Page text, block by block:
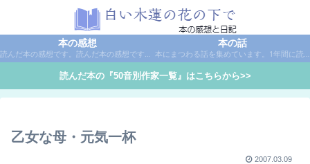
本の感想
読んだ本の感想です。読んだ本の感想です。本は作家名で50音別に分類しています。
本の話
本にまつわる話を集めています。1年間に読んだ本の総括や、本に関する話題など。
読んだ本の『50音別作家一覧』はこちらから>>
乙女な母・元気一杯
2007.03.09